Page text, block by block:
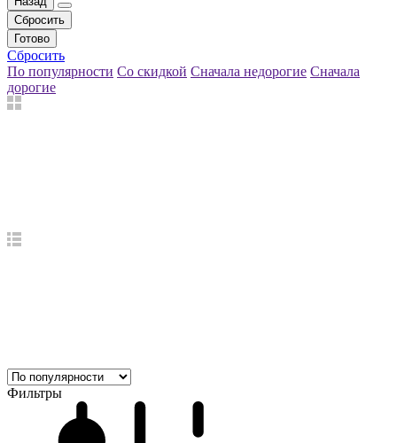
Сбросить
Готово
Сбросить
По популярности Со скидкой Сначала недорогие Сначала
дорогие
Фильтры